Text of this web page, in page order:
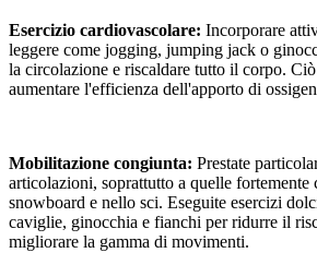
Esercizio cardiovascolare: Incorporare
leggere come jogging, jumping jack o
la circolazione e riscaldare tutto il corpo.
aumentare l'efficienza dell'apporto di
Mobilitazione congiunta: Prestate
articolazioni, soprattutto a quelle
snowboard e nello sci. Eseguite esercizi
caviglie, ginocchia e fianchi per ridurre il
migliorare la gamma di movimenti.